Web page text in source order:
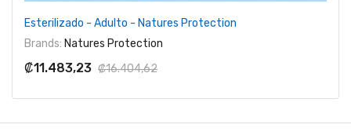
Esterilizado - Adulto - Natures Protection
Brands: Natures Protection
₡11.483,23 ₡16.404,62